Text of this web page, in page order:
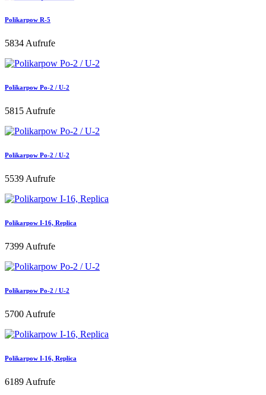
Polikarpow R-5
5834 Aufrufe
Polikarpow Po-2 / U-2
5815 Aufrufe
Polikarpow Po-2 / U-2
5539 Aufrufe
Polikarpow I-16, Replica
7399 Aufrufe
Polikarpow Po-2 / U-2
5700 Aufrufe
Polikarpow I-16, Replica
6189 Aufrufe